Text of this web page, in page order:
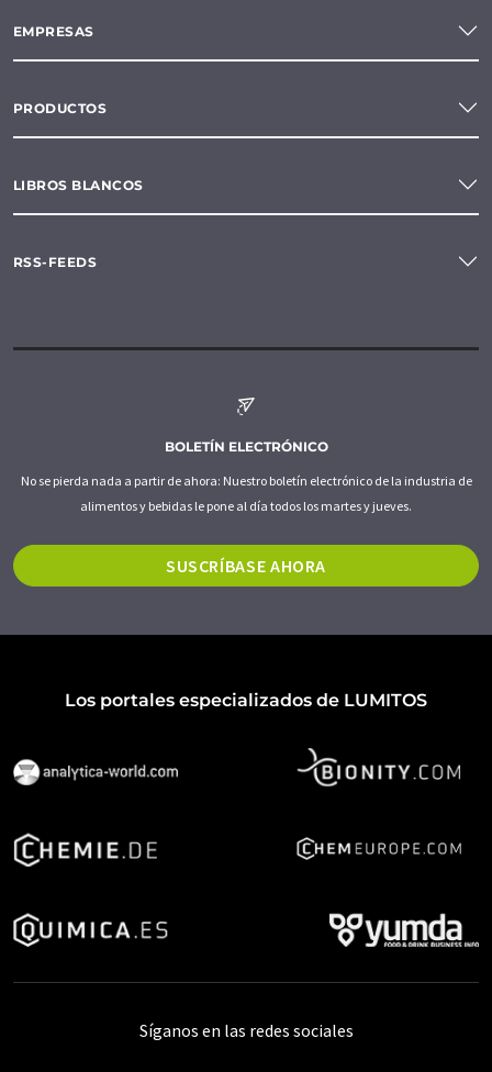
EMPRESAS
PRODUCTOS
LIBROS BLANCOS
RSS-FEEDS
BOLETÍN ELECTRÓNICO
No se pierda nada a partir de ahora: Nuestro boletín electrónico de la industria de
alimentos y bebidas le pone al día todos los martes y jueves.
SUSCRÍBASE AHORA
Los portales especializados de LUMITOS
Síganos en las redes sociales